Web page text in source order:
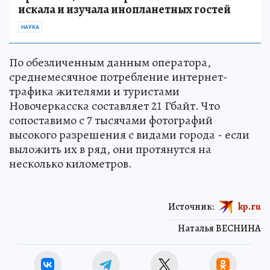
искала и изучала инопланетных гостей
НАУКА
По обезличенным данным оператора,
среднемесячное потребление интернет-
трафика жителями и туристами
Новочеркасска составляет 21 Гбайт. Что
сопоставимо с 7 тысячами фотографий
высокого разрешения с видами города - если
выложить их в ряд, они протянутся на
несколько километров.
Наталья ВЕСНИНА
Источник: kp.ru